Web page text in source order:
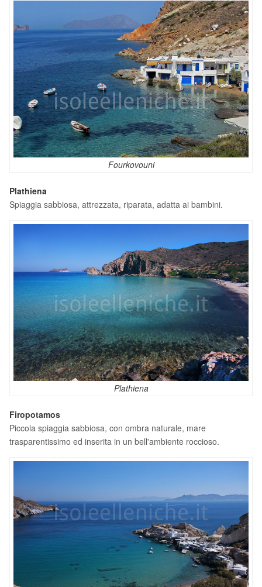
Fourkovouni
Plathiena
Spiaggia sabbiosa, attrezzata, riparata, adatta ai bambini.
Plathiena
Firopotamos
Piccola spiaggia sabbiosa, con ombra naturale, mare
trasparentissimo ed inserita in un bell'ambiente roccioso.